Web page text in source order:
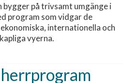
bygger på trivsamt umgänge i
program som vidgar de
internationella och
vyerna.